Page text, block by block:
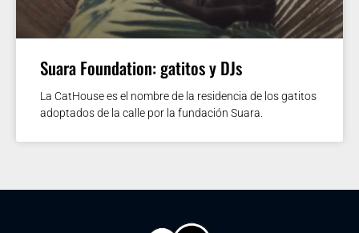
Suara Foundation: gatitos y DJs
La CatHouse es el nombre de la residencia de los gatitos
adoptados de la calle por la fundación Suara.